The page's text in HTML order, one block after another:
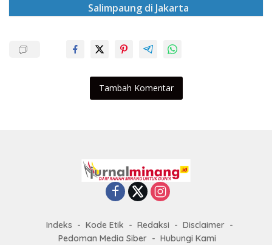
Salimpaung di Jakarta
Tambah Komentar
Indeks Kode Etik Redaksi
Disclaimer
Pedoman Media Siber
Hubungi Kami